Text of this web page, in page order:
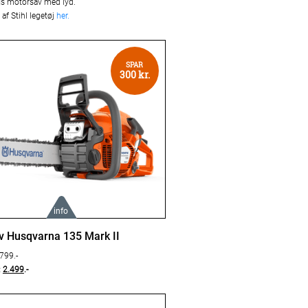
motorsav med lyd.
af Stihl legetøj her.
SPAR
300 kr.
info
om produktet her:
135 Mark II
Husqvarna 135 Mark II
2.499.-